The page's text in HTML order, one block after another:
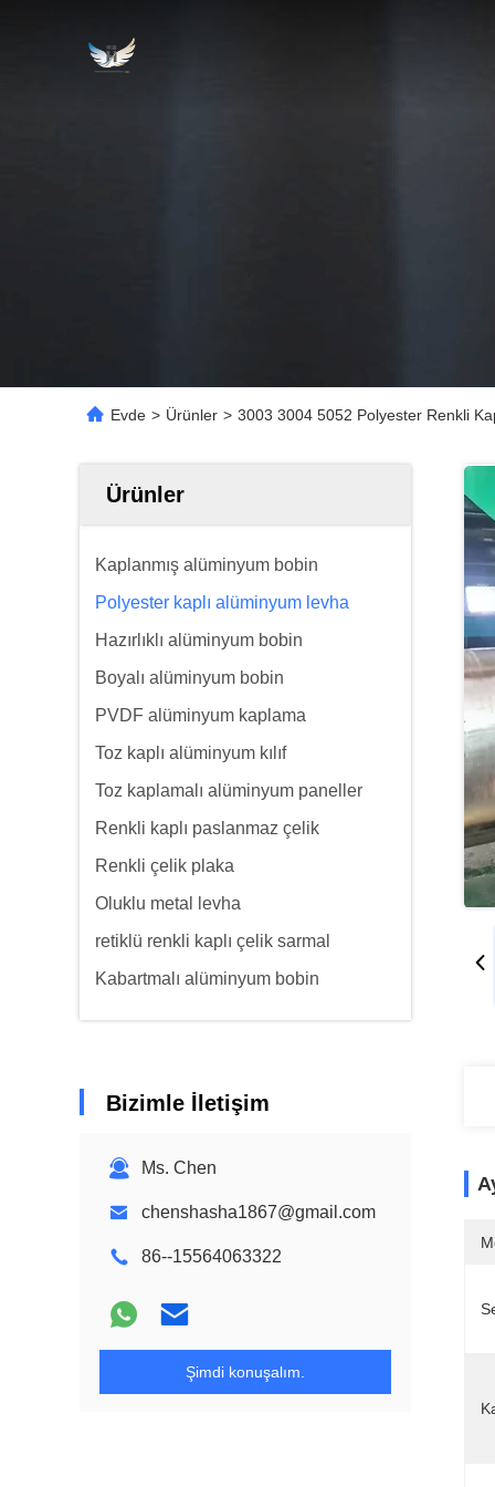
Evde > Ürünler > 3003 3004 5052 Polyester Renkli
Ürünler
Kaplanmış alüminyum bobin
Polyester kaplı alüminyum levha
Hazırlıklı alüminyum bobin
Boyalı alüminyum bobin
PVDF alüminyum kaplama
Toz kaplı alüminyum kılıf
Toz kaplamalı alüminyum paneller
Renkli kaplı paslanmaz çelik
Renkli çelik plaka
Oluklu metal levha
retiklü renkli kaplı çelik sarmal
Kabartmalı alüminyum bobin
Bizimle İletişim
Ms. Chen
chenshasha1867@gmail.com
86--15564063322
Şimdi konuşalım.